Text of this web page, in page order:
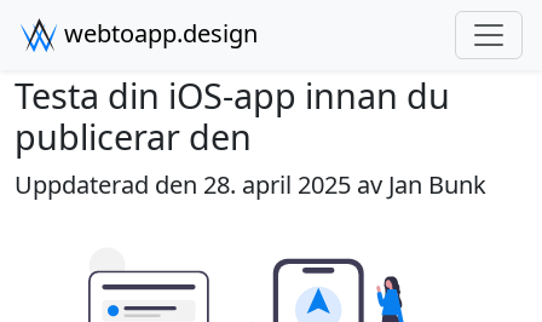
webtoapp.design
Testa din iOS-app innan du
publicerar den
Uppdaterad den 28. april 2025 av Jan Bunk